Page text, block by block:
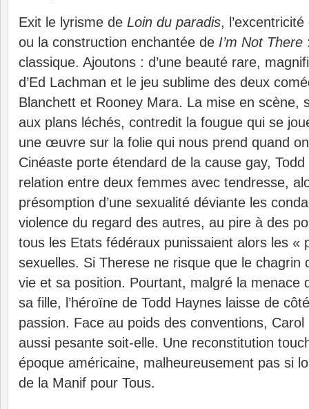
Exit le lyrisme de Loin du paradis,
ou la construction enchantée de I’m Not There
classique. Ajoutons : d’une beauté rare,
d’Ed Lachman et le jeu sublime des deux
Blanchett et Rooney Mara. La mise en scène,
aux plans léchés, contredit la fougue qui se
une œuvre sur la folie qui nous prend quand
Cinéaste porte étendard de la cause gay,
relation entre deux femmes avec tendresse,
présomption d’une sexualité déviante les
violence du regard des autres, au pire à des
tous les Etats fédéraux punissaient alors les «
sexuelles. Si Therese ne risque que le chagrin
vie et sa position. Pourtant, malgré la menace
sa fille, l’héroïne de Todd Haynes laisse de
passion. Face au poids des conventions,
aussi pesante soit-elle. Une reconstitution
époque américaine, malheureusement pas si
de la Manif pour Tous.